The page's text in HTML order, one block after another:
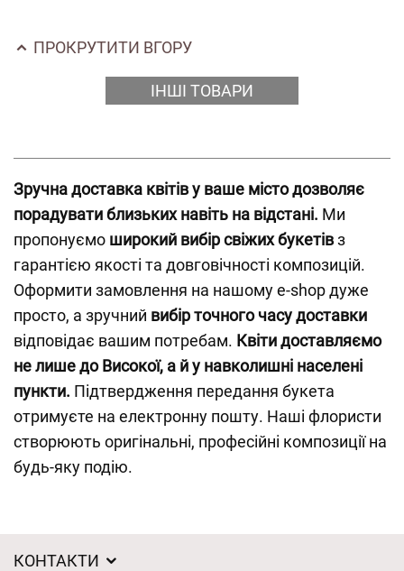
ПРОКРУТИТИ ВГОРУ
ІНШІ ТОВАРИ
Зручна доставка квітів у ваше місто дозволяє
порадувати близьких навіть на відстані. Ми
пропонуємо широкий вибір свіжих букетівз
гарантією якості та довговічності композицій.
Оформити замовлення на нашому e-shop дуже
просто, а зручний вибір точного часу доставки
відповідає вашим потребам. Квіти доставляємо
не лише до Високої, а й у навколишні населені
пункти. Підтвердження передання букета
отримуєте на електронну пошту. Наші флористи
створюють оригінальні, професійні композиції на
будь-яку подію.
КОНТАКТИ